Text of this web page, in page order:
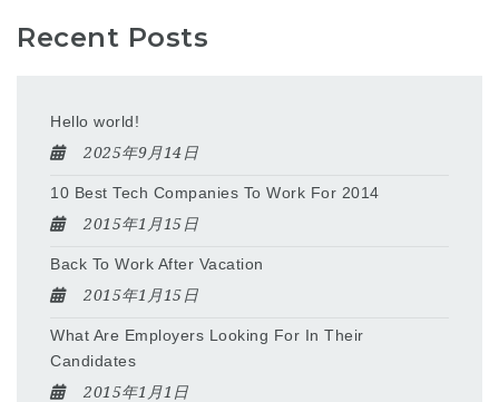
Recent Posts
Hello world!
2025年9月14日
10 Best Tech Companies To Work For 2014
2015年1月15日
Back To Work After Vacation
2015年1月15日
What Are Employers Looking For In Their
Candidates
2015年1月1日